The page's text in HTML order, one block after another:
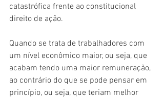
catastrófica frente ao constitucional
direito de ação.
Quando se trata de trabalhadores com
um nível econômico maior, ou seja, que
acabam tendo uma maior remuneração,
ao contrário do que se pode pensar em
princípio, ou seja, que teriam melhor